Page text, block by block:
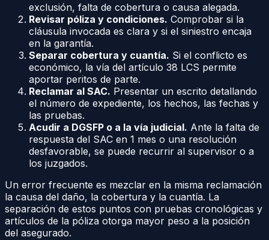
exclusión, falta de cobertura o causa alegada.
Revisar póliza y condiciones. Comprobar si la
cláusula invocada es clara y si el siniestro encaja
en la garantía.
Separar cobertura y cuantía. Si el conflicto es
económico, la vía del artículo 38 LCS permite
aportar peritos de parte.
Reclamar al SAC. Presentar un escrito detallando
el número de expediente, los hechos, las fechas y
las pruebas.
Acudir a DGSFP o a la vía judicial. Ante la falta de
respuesta del SAC en 1 mes o una resolución
desfavorable, se puede recurrir al supervisor o a
los juzgados.
Un error frecuente es mezclar en la misma reclamación
la causa del daño, la cobertura y la cuantía. La
separación de estos puntos con pruebas cronológicas y
artículos de la póliza otorga mayor peso a la posición
del asegurado.